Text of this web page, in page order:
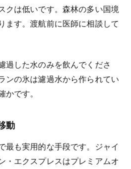
クは低いです。森林の多い国境
ます。渡航前に医師に相談して
過した水のみを飲んでくださ
ンの氷は濾過水から作られてい
かです。
動
最も実用的な手段です。ジャイ
・エクスプレスはプレミアムオ